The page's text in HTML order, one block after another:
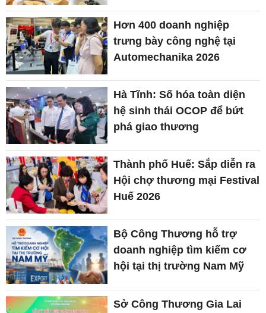
Hơn 400 doanh nghiệp
trưng bày công nghệ tại
Automechanika 2026
Hà Tĩnh: Số hóa toàn diện
hệ sinh thái OCOP để bứt
phá giao thương
Thành phố Huế: Sắp diễn ra
Hội chợ thương mại Festival
Huế 2026
Bộ Công Thương hỗ trợ
doanh nghiệp tìm kiếm cơ
hội tại thị trường Nam Mỹ
Sở Công Thương Gia Lai